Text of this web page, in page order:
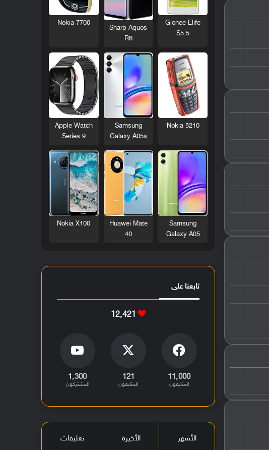
Gionee Elife
S5.5
Sharp Aquos
R6
Nokia 7700
Nokia 5210
Samsung
Galaxy A05s
Apple Watch
Series 9
Samsung
Galaxy A05
Huawei Mate
40
Nokia X100
تابعنا على
12٬421
11٬000
المتابعون
121
المتابعون
1٬300
المشتركون
الأشهر الأخيرة تعليقات